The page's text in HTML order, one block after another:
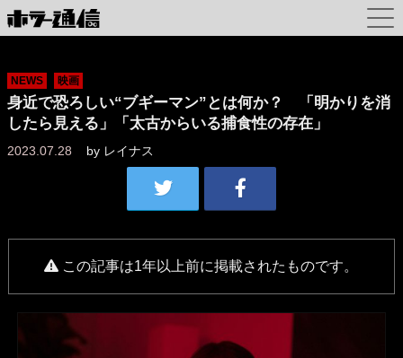
NEWS 映画
身近で恐ろしい“ブギーマン”とは何か？ 「明かりを消
したら見える」「太古からいる捕食性の存在」
2023.07.28 by レイナス
この記事は1年以上前に掲載されたものです。